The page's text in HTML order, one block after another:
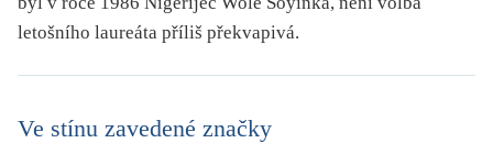
letošního laureáta příliš překvapivá.
Ve stínu zavedené značky